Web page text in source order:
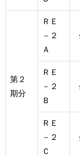
第２
期分
ＲＥ
－２
Ａ
ＲＥ
－２
Ｂ
ＲＥ
－２
Ｃ